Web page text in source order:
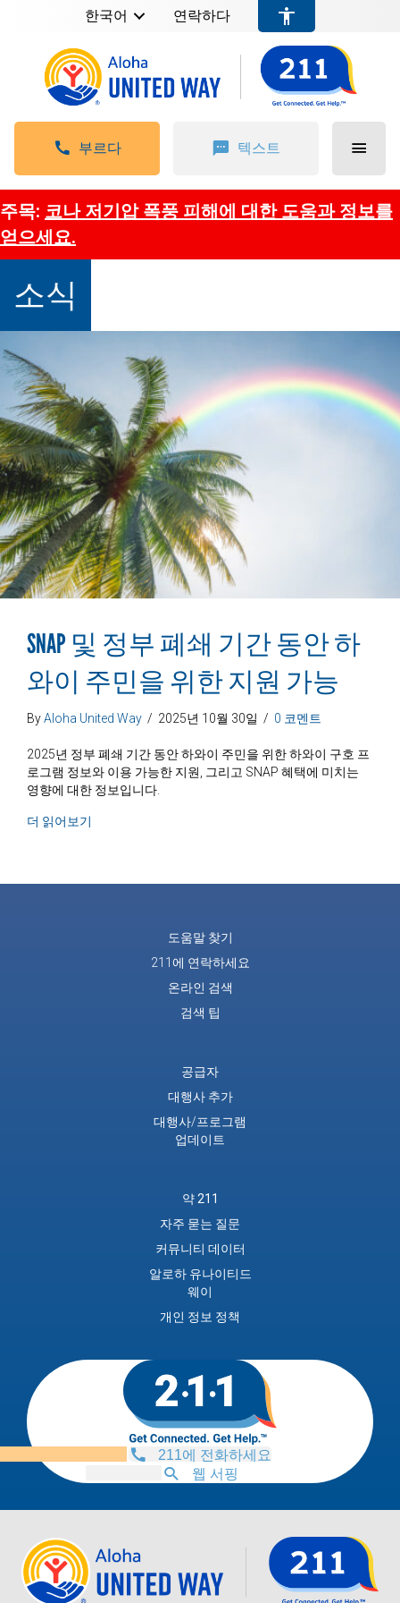
한국어 연락하다
부르다 텍스트
주목: 코나 저기압 폭풍 피해에 대한 도움과 정보를
얻으세요.
소식
SNAP 및 정부 폐쇄 기간 동안 하
와이 주민을 위한 지원 가능
ByAloha United Way / 2025년 10월 30일 / 0 코멘트
2025년 정부 폐쇄 기간 동안 하와이 주민을 위한 하와이 구호 프
로그램 정보와 이용 가능한 지원, 그리고 SNAP 혜택에 미치는
영향에 대한 정보입니다.
더 읽어보기
도움말 찾기
211에 연락하세요
온라인 검색
검색 팁
공급자
대행사 추가
대행사/프로그램
업데이트
약 211
자주 묻는 질문
커뮤니티 데이터
알로하 유나이티드
웨이
개인 정보 정책
211에 전화하세요
웹 서핑